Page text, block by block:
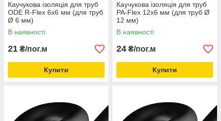
Каучукова ізоляція для труб
ODE R-Flex 6х6 мм (для труб
Ø 6 мм)
В наявності
21 ₴/пог.м
Купити
Каучукова ізоляція для труб
PA-Flex 12х6 мм (для труб Ø
12 мм)
В наявності
24 ₴/пог.м
Купити